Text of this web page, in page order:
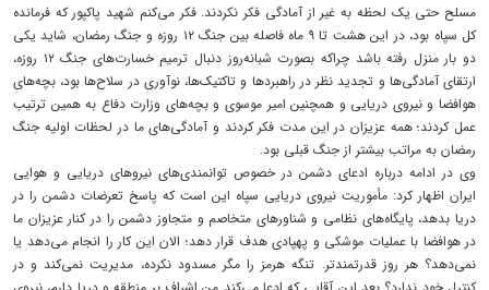
مسلح حتی یک لحظه به غیر از آمادگی فکر نکردند. فکر می‌کنم شهید پاکپور که فرمانده
کل سپاه بود، در این هشت تا ۹ ماه فاصله بین جنگ ۱۲ روزه و جنگ رمضان، شاید یکی
دو بار منزل رفته باشد چراکه بصورت شبانه‌روز دنبال ترمیم خسارت‌های جنگ ۱۲ روزه،
ارتقای آمادگی‌ها و تجدید نظر در راهبردها و تاکتیک‌ها، نوآوری در سلاح‌ها بود، بچه‌های
هوافضا و نیروی دریایی و همچنین امیر موسوی و بچه‌های وزارت دفاع به همین ترتیب
عمل کردند؛ همه عزیزان در این مدت فکر کردند و آمادگی‌های ما در لحظات اولیه جنگ
رمضان به مراتب بیشتر از جنگ قبلی بود.
وی در ادامه درباره ادعای دشمن در خصوص توانمندی‌های نیروهای دریایی و هوایی
ایران اظهار کرد: مأموریت نیروی دریایی سپاه این است که پاسخ تعرضات دشمن را در
دریا بدهد، پایگاه‌های نظامی و شناورهای متخاصم و متجاوز دشمن را در کنار عزیزان ما
در هوافضا با عملیات موشکی و پهپادی هدف قرار دهد؛ الان این کار را انجام می‌دهد یا
نمی‌دهد؟ هر روز قدرتمندتر. تنگه هرمز را مگر مسدود نکرده، مدیریت نمی‌کند و در